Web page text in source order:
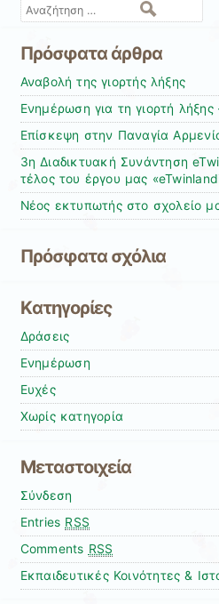
Αναζήτηση
Πρόσφατα άρθρα
Αναβολή της γιορτής λήξης
Ενημέρωση για τη γιορτή λήξης
Επίσκεψη στην Παναγία
3η Διαδικτυακή Συνάντηση
τέλος του έργου μας
Νέος εκτυπωτής στο σχολείο
Πρόσφατα σχόλια
Kατηγορίες
Δράσεις
Ενημέρωση
Ευχές
Χωρίς κατηγορία
Μεταστοιχεία
Σύνδεση
Entries RSS
Comments RSS
Εκπαιδευτικές Κοινότητες &